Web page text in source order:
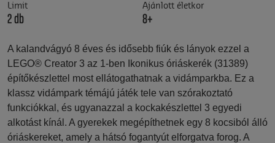
Limit
2 db
Ajánlott életkor
8+
A kalandvágyó 8 éves és idősebb fiúk és lányok ezzel a
LEGO® Creator 3 az 1-ben Ikonikus óriáskerék (31389)
építőkészlettel most ellátogathatnak a vidámparkba. Ez a
klassz vidámpark témájú játék tele van szórakoztató
funkciókkal, és ugyanazzal a kockakészlettel 3 egyedi
alkotást kínál. A gyerekek megépíthetnek egy 8 kocsiból álló
óriáskereket, amely a hátsó fogantyút elforgatva forog. A